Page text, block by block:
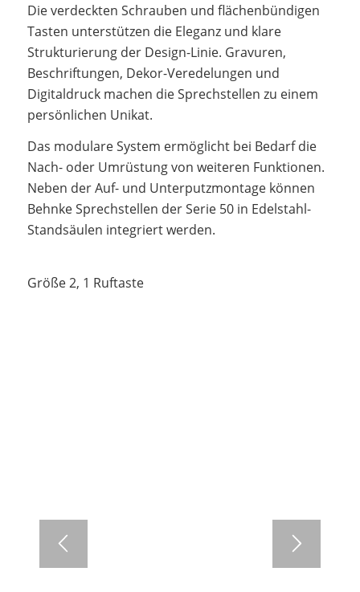
Die verdeckten Schrauben und flächenbündigen
Tasten unterstützen die Eleganz und klare
Strukturierung der Design-Linie. Gravuren,
Beschriftungen, Dekor-Veredelungen und
Digitaldruck machen die Sprechstellen zu einem
persönlichen Unikat.
Das modulare System ermöglicht bei Bedarf die
Nach- oder Umrüstung von weiteren Funktionen.
Neben der Auf- und Unterputzmontage können
Behnke Sprechstellen der Serie 50 in Edelstahl-
Standsäulen integriert werden.
Größe 2, 1 Ruftaste